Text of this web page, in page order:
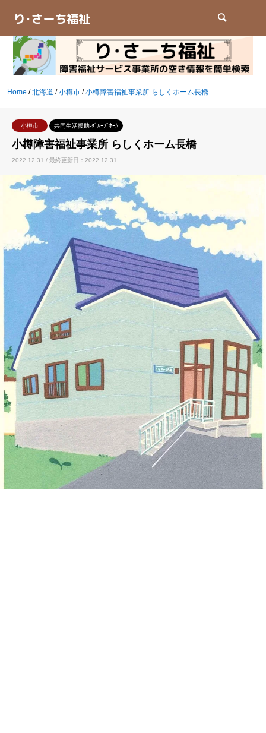
Home /北海道 /小樽市 /小樽障害福祉事業所 らしくホーム長橋
小樽市 共同生活援助-ｸﾞﾙｰﾌﾟﾎｰﾑ
小樽障害福祉事業所 らしくホーム長橋
2022.12.31 / 最終更新日：2022.12.31